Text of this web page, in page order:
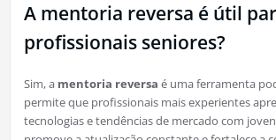
A mentoria reversa é útil
profissionais seniores?
Sim, a mentoria reversa é uma ferramenta
permite que profissionais mais experientes
tecnologias e tendências de mercado com